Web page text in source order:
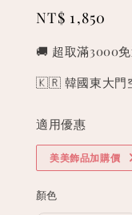
Regular
NT$ 1,850
🚚 超取滿3000免
🇰🇷 韓國東大門
適用優惠
美美飾品加購價
顏色